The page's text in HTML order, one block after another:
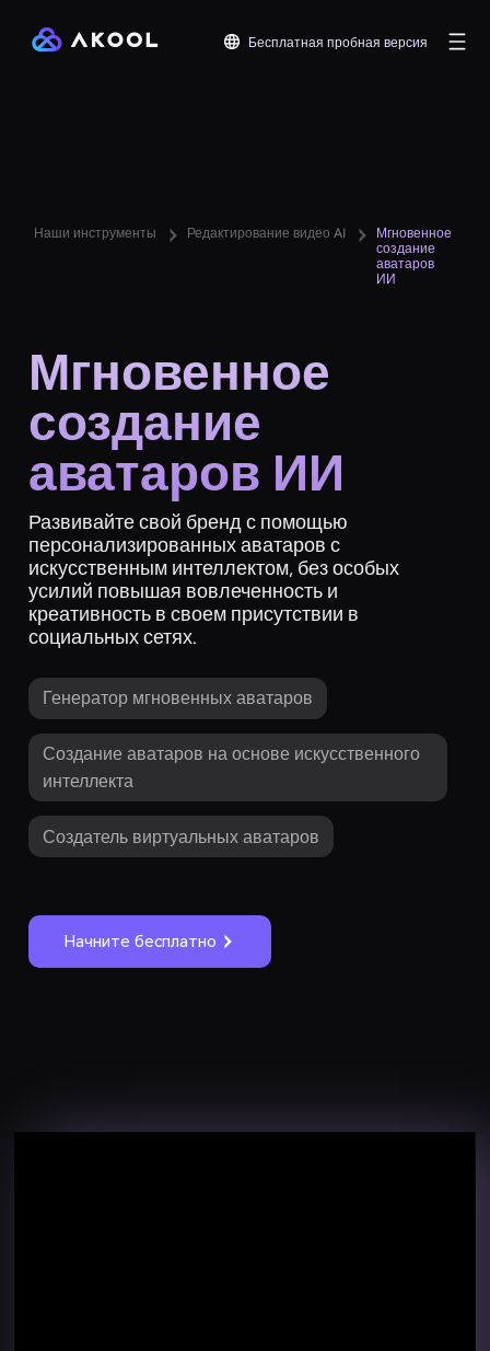
Бесплатная пробная версия
Наши инструменты Редактирование видео AI
Мгновенное
создание
аватаров
ИИ
Мгновенное
создание
аватаров ИИ
Развивайте свой бренд с помощью
персонализированных аватаров с
искусственным интеллектом, без особых
усилий повышая вовлеченность и
креативность в своем присутствии в
социальных сетях.
Генератор мгновенных аватаров
Создание аватаров на основе искусственного
интеллекта
Создатель виртуальных аватаров
Начните бесплатно